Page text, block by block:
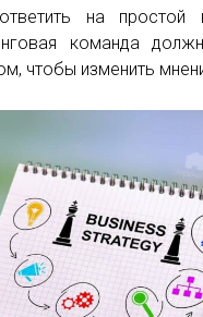
на простой
команда
чтобы изменить